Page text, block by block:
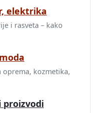
elektrika
i rasveta – kako
kozmetika,
proizvodi